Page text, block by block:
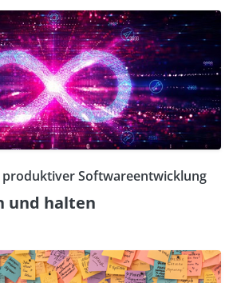
produktiver Softwareentwicklung
und halten